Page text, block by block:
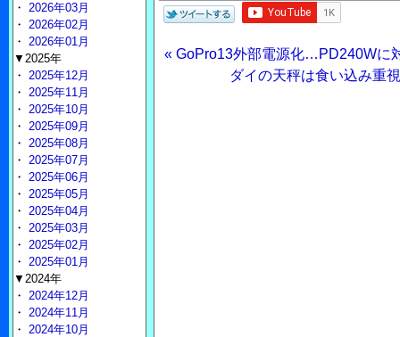
« GoPro13外部電源化…PD240Wに
ダイの天秤は食い込み重
・ 2026年03月
・ 2026年02月
・ 2026年01月
▼2025年
・ 2025年12月
・ 2025年11月
・ 2025年10月
・ 2025年09月
・ 2025年08月
・ 2025年07月
・ 2025年06月
・ 2025年05月
・ 2025年04月
・ 2025年03月
・ 2025年02月
・ 2025年01月
▼2024年
・ 2024年12月
・ 2024年11月
・ 2024年10月